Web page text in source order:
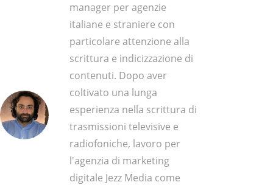
manager per agenzie
italiane e straniere con
particolare attenzione alla
scrittura e indicizzazione di
contenuti. Dopo aver
coltivato una lunga
esperienza nella scrittura di
trasmissioni televisive e
radiofoniche, lavoro per
l'agenzia di marketing
digitale Jezz Media come